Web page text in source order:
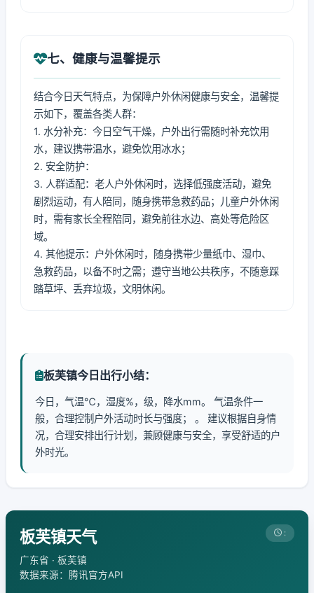
七、健康与温馨提示
结合今日天气特点，为保障户外休闲健康与安全，温馨提
示如下，覆盖各类人群：
1. 水分补充：今日空气干燥，户外出行需随时补充饮用
水，建议携带温水，避免饮用冰水；
2. 安全防护：
3. 人群适配：老人户外休闲时，选择低强度活动，避免
剧烈运动，有人陪同，随身携带急救药品；儿童户外休闲
时，需有家长全程陪同，避免前往水边、高处等危险区
域。
4. 其他提示：户外休闲时，随身携带少量纸巾、湿巾、
急救药品，以备不时之需；遵守当地公共秩序，不随意踩
踏草坪、丢弃垃圾，文明休闲。
板芙镇今日出行小结：
今日，气温℃，湿度%，级，降水mm。 气温条件一
般，合理控制户外活动时长与强度； 。 建议根据自身情
况，合理安排出行计划，兼顾健康与安全，享受舒适的户
外时光。
板芙镇天气
广东省 · 板芙镇
数据来源：腾讯官方API
: